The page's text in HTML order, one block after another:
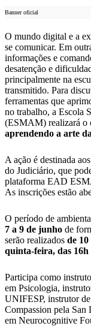
Banner oficial
O mundo digital e a
se comunicar. Em
informações e
desatenção e
principalmente na
transmitido. Para
ferramentas que
no trabalho, a Escola
(ESMAM) realizará o
aprendendo a arte
A ação é destinada
do Judiciário, que
plataforma EAD
As inscrições estão
O período de
7 a 9 de junho de
serão realizados de
quinta-feira, das 16h
Participa como
em Psicologia,
UNIFESP, instrutor
Compassion pela
em Neurocognitive